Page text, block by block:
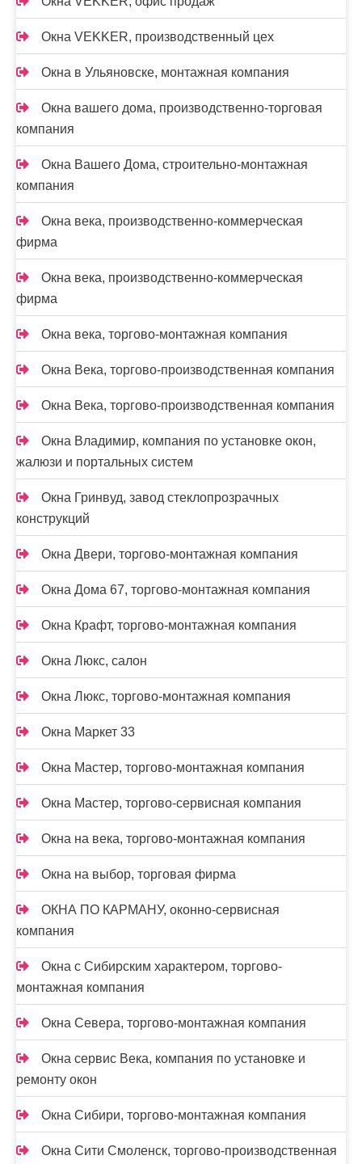
Окна VEKKER, производственный цех
Окна в Ульяновске, монтажная компания
Окна вашего дома, производственно-торговая
компания
Окна Вашего Дома, строительно-монтажная
компания
Окна века, производственно-коммерческая
фирма
Окна века, производственно-коммерческая
фирма
Окна века, торгово-монтажная компания
Окна Века, торгово-производственная компания
Окна Века, торгово-производственная компания
Окна Владимир, компания по установке окон,
жалюзи и портальных систем
Окна Гринвуд, завод стеклопрозрачных
конструкций
Окна Двери, торгово-монтажная компания
Окна Дома 67, торгово-монтажная компания
Окна Крафт, торгово-монтажная компания
Окна Люкс, салон
Окна Люкс, торгово-монтажная компания
Окна Маркет 33
Окна Мастер, торгово-монтажная компания
Окна Мастер, торгово-сервисная компания
Окна на века, торгово-монтажная компания
Окна на выбор, торговая фирма
ОКНА ПО КАРМАНУ, оконно-сервисная
компания
Окна с Сибирским характером, торгово-
монтажная компания
Окна Севера, торгово-монтажная компания
Окна сервис Века, компания по установке и
ремонту окон
Окна Сибири, торгово-монтажная компания
Окна Сити Смоленск, торгово-производственная